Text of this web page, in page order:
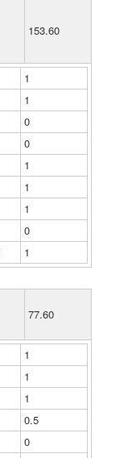
153.60
1
1
0
0
1
1
1
0
1
77.60
1
1
1
0.5
0